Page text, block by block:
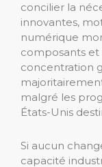
concilier la
innovantes,
numérique
composants et
concentration
malgré les
États-Unis
Si aucun
capacité